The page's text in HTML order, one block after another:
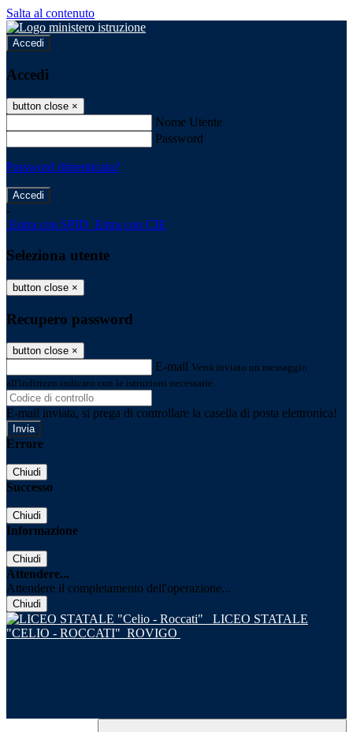
Salta al contenuto
Accedi
Accedi
button close ×
Nome Utente
Password
Password dimenticata?
-
Entra con SPID Entra con CIE
Seleziona utente
button close ×
Recupero password
button close ×
E-mail Verrà inviato un messaggio
all'indirizzo indicato con le istruzioni necessarie.
E-mail inviata, si prega di controllare la casella di posta elettronica!
Errore
Chiudi
Successo
Chiudi
Informazione
Chiudi
Attendere...
Attendere il completamento dell'operazione...
Chiudi
LICEO STATALE
"CELIO - ROCCATI" ROVIGO